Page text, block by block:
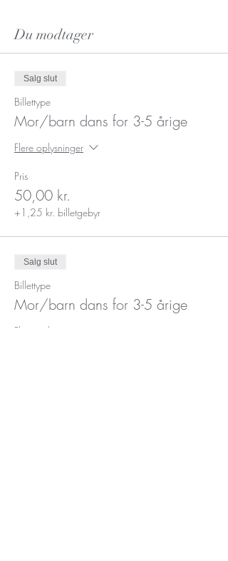
Du modtager
Salg slut
Billettype
Mor/barn dans for 3-5 årige
Flere oplysninger
Pris
50,00 kr.
+1,25 kr. billetgebyr
Salg slut
Billettype
Mor/barn dans for 3-5 årige
Flere oplysninger